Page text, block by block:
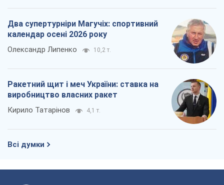
Два супертурніри Магучіх: спортивний
календар осені 2026 року
Олександр Липенко 10,2 т.
Ракетний щит і меч України: ставка на
виробництво власних ракет
Кирило Татарінов 4,1 т.
Всі думки